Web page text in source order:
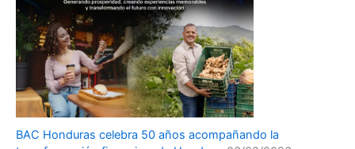
BAC Honduras celebra 50 años acompañando la